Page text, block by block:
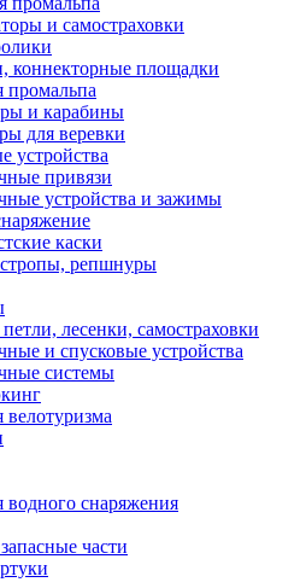
и самостраховки
коннекторные площадки
промальпа
и карабины
для веревки
устройства
привязи
устройства и зажимы
каски
репшнуры
лесенки, самостраховки
и спусковые устройства
системы
велотуризма
водного снаряжения
части